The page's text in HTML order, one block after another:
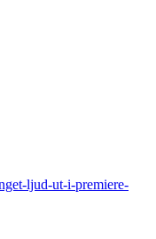
ljud-ut-i-premiere-